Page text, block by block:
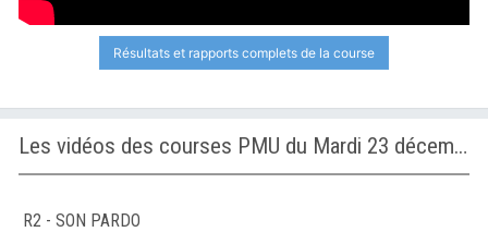
Résultats et rapports complets de la course
Les vidéos des courses PMU du Mardi 23 décembre 2025
R2 - SON PARDO